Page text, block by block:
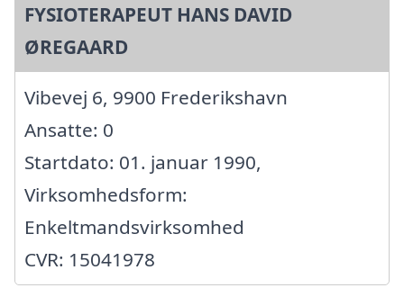
FYSIOTERAPEUT HANS DAVID
ØREGAARD
Vibevej 6, 9900 Frederikshavn
Ansatte: 0
Startdato: 01. januar 1990,
Virksomhedsform:
Enkeltmandsvirksomhed
CVR: 15041978